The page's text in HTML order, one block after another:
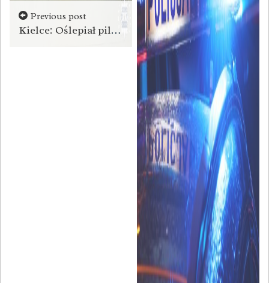
Previous post
Kielce: Oślepiał pilota laserem, a żona naruszyła nietykalność cielesną policjanta